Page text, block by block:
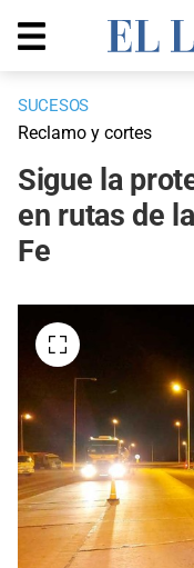
SUCESOS
Reclamo y cortes
Sigue la
en rutas de
Fe